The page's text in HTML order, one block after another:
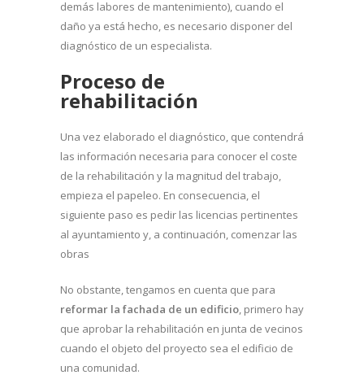
demás labores de mantenimiento), cuando el
daño ya está hecho, es necesario disponer del
diagnóstico de un especialista.
Proceso de
rehabilitación
Una vez elaborado el diagnóstico, que contendrá
las información necesaria para conocer el coste
de la rehabilitación y la magnitud del trabajo,
empieza el papeleo. En consecuencia, el
siguiente paso es pedir las licencias pertinentes
al ayuntamiento y, a continuación, comenzar las
obras
No obstante, tengamos en cuenta que para
reformar la fachada de un edificio, primero hay
que aprobar la rehabilitación en junta de vecinos
cuando el objeto del proyecto sea el edificio de
una comunidad.